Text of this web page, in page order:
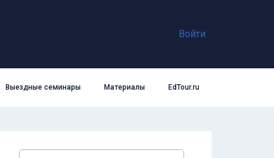
Войти
Выездные семинары Материалы EdTour.ru